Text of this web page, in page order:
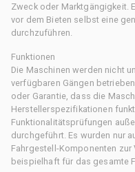
Zweck oder Marktgängigkeit.
vor dem Bieten selbst eine
durchzuführen.
Funktionen
Die Maschinen werden nicht
verfügbaren Gängen
oder Garantie, dass die
Herstellerspezifikationen
Funktionalitätsprüfungen
durchgeführt. Es wurden nur
Fahrgestell-Komponenten
beispielhaft für das gesamte